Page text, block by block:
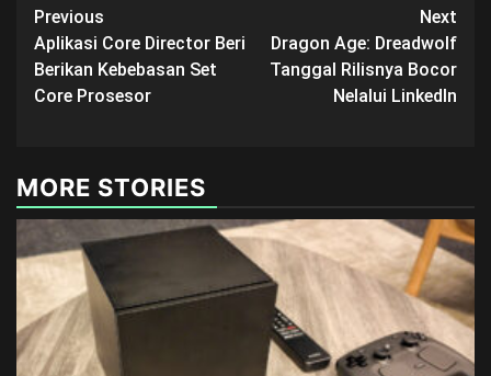
Post
navigation
Previous
Aplikasi Core Director Beri
Berikan Kebebasan Set
Core Prosesor
Next
Dragon Age: Dreadwolf
Tanggal Rilisnya Bocor
Nelalui LinkedIn
MORE STORIES